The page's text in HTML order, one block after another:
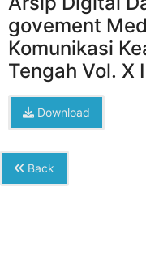
govement
Komunikasi
Tengah Vol. X
Download
Back